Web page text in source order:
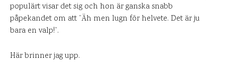
populärt visar det sig och hon är ganska snabb
påpekandet om att ”Äh men lugn för helvete. Det är ju
bara en valp!”.
Här brinner jag upp.